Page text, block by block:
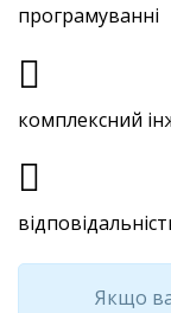
програмуванні
комплексний
Якщо